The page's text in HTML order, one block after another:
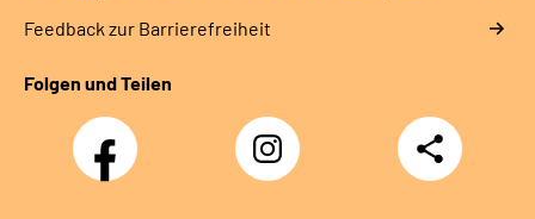
Feedback zur Barrierefreiheit
Folgen und Teilen
Facebook-
Kanal
des
Instagram-
Kanal
des
Teilen